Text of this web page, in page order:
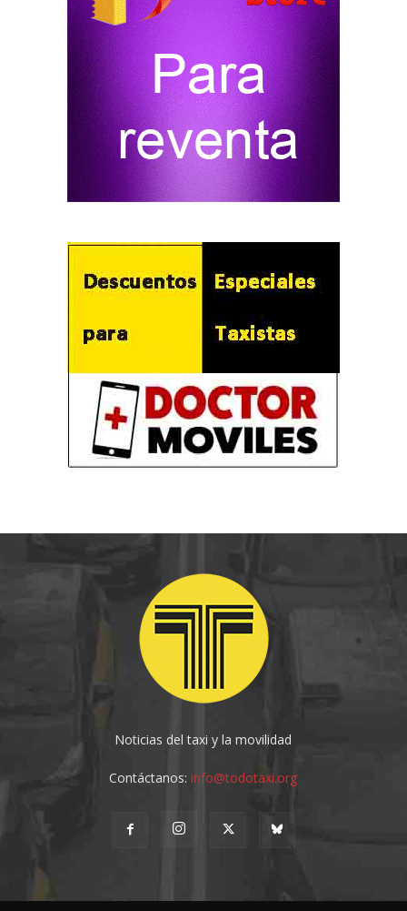
Noticias del taxi y la movilidad
Contáctanos:info@todotaxi.org